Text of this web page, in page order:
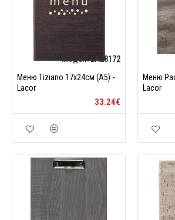
Модел:LA28172
Меню Tiziano 17x24см (A5) -
Lacor
33.24€
Меню
Lacor